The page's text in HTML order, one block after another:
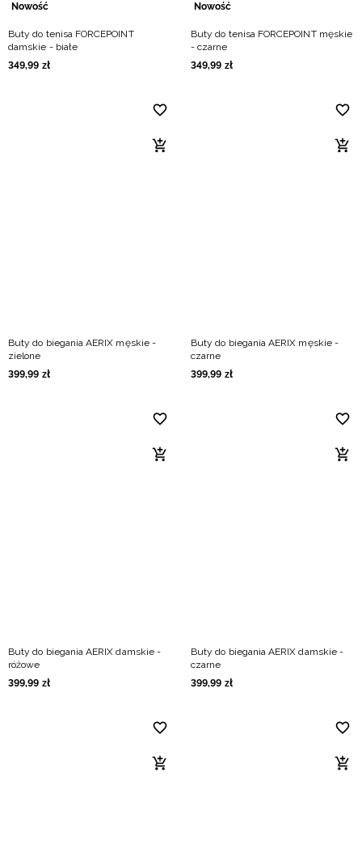
Nowość
Buty do tenisa FORCEPOINT
damskie - białe
349,99 zł
Nowość
Buty do tenisa FORCEPOINT męskie
- czarne
349,99 zł
Buty do biegania AERIX męskie -
zielone
399,99 zł
Buty do biegania AERIX męskie -
czarne
399,99 zł
Buty do biegania AERIX damskie -
różowe
399,99 zł
Buty do biegania AERIX damskie -
czarne
399,99 zł